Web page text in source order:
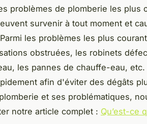
problèmes de plomberie les plus
survenir à tout moment et
les problèmes les plus
obstruées, les robinets
les pannes de chauffe-eau, etc.
afin d'éviter des dégâts
et ses problématiques,
notre article complet : Qu’est-ce